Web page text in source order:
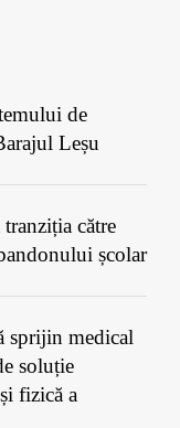
de
Leșu
către
școlar
sprijin medical
soluție
fizică a